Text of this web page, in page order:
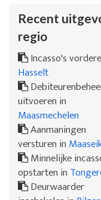
Recent
regio
Incasso's
Hasselt
uitvoeren in
Maasmechelen
Aanmaningen
versturen in
Minnelijke
opstarten in
Deurwaarder